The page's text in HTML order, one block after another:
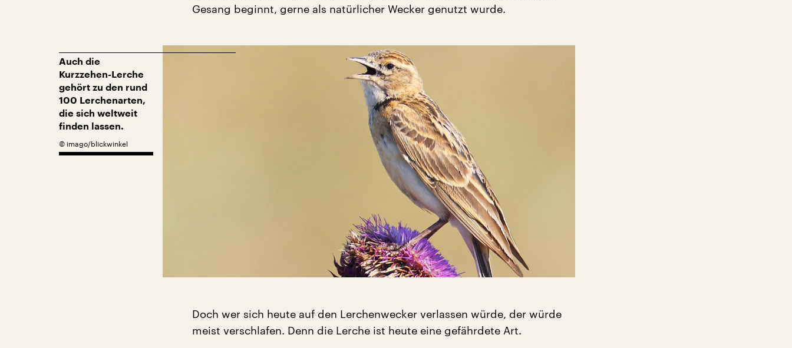
Gesang beginnt, gerne als natürlicher Wecker genutzt wurde.
Auch die
Kurzzehen-Lerche
gehört zu den rund
100 Lerchenarten,
die sich weltweit
finden lassen.
© imago/blickwinkel
Doch wer sich heute auf den Lerchenwecker verlassen würde, der würde
meist verschlafen. Denn die Lerche ist heute eine gefährdete Art.